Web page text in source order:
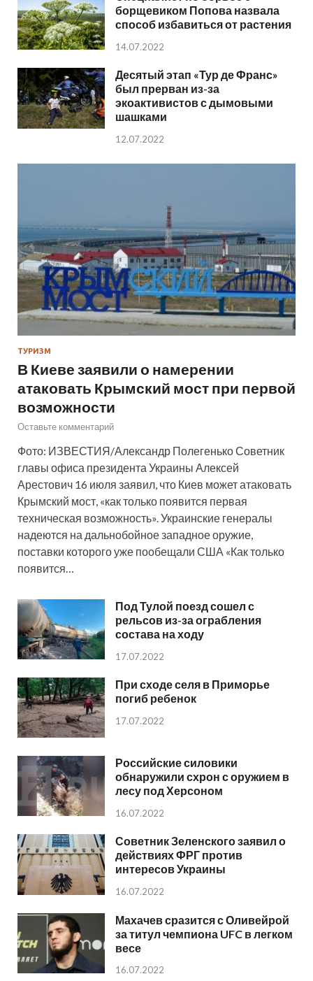
борщевиком Попова назвала
способ избавиться от растения
14.07.2022
Десятый этап «Тур де Франс»
был прерван из-за
экоактивистов с дымовыми
шашками
12.07.2022
ТУРИЗМ
В Киеве заявили о намерении
атаковать Крымский мост при первой
возможности
Оставьте комментарий
Фото: ИЗВЕСТИЯ/Александр Полегенько Советник
главы офиса президента Украины Алексей
Арестович 16 июля заявил, что Киев может атаковать
Крымский мост, «как только появится первая
техническая возможность». Украинские генералы
надеются на дальнобойное западное оружие,
поставки которого уже пообещали США «Как только
появится…
Под Тулой поезд сошел с
рельсов из-за ограбления
состава на ходу
17.07.2022
При сходе селя в Приморье
погиб ребенок
17.07.2022
Российские силовики
обнаружили схрон с оружием в
лесу под Херсоном
16.07.2022
Советник Зеленского заявил о
действиях ФРГ против
интересов Украины
16.07.2022
Махачев сразится с Оливейрой
за титул чемпиона UFC в легком
весе
16.07.2022